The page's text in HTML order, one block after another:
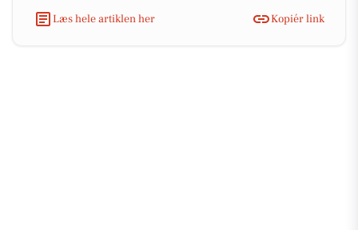
Læs hele artiklen her
Kopiér link